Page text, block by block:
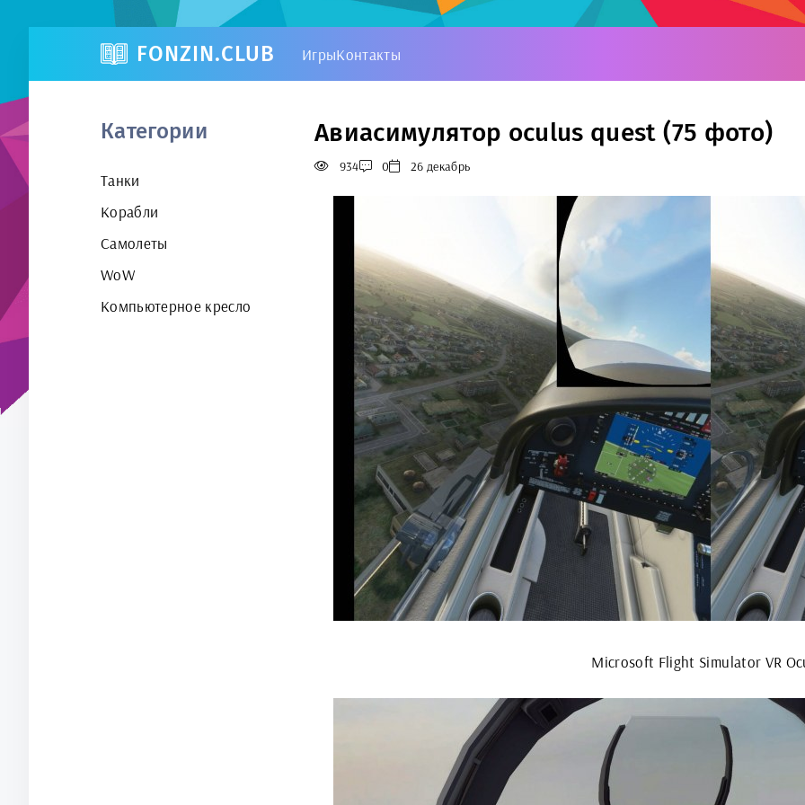
FONZIN.CLUB ИгрыКонтакты
Категории
Танки
Корабли
Самолеты
WoW
Компьютерное кресло
Авиасимулятор oculus quest (75 фото)
934 0 26 декабрь
Microsoft Flight Simulator VR